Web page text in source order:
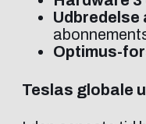
Udbredelse
Optimus-
Teslas globale